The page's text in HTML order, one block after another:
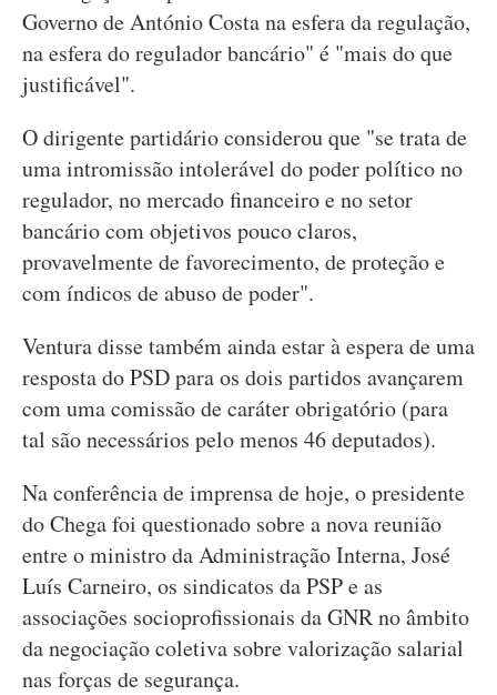
Governo de António Costa na esfera da regulação,
na esfera do regulador bancário" é "mais do que
justificável".
O dirigente partidário considerou que "se trata de
uma intromissão intolerável do poder político no
regulador, no mercado financeiro e no setor
bancário com objetivos pouco claros,
provavelmente de favorecimento, de proteção e
com índicos de abuso de poder".
Ventura disse também ainda estar à espera de uma
resposta do PSD para os dois partidos avançarem
com uma comissão de caráter obrigatório (para
tal são necessários pelo menos 46 deputados).
Na conferência de imprensa de hoje, o presidente
do Chega foi questionado sobre a nova reunião
entre o ministro da Administração Interna, José
Luís Carneiro, os sindicatos da PSP e as
associações socioprofissionais da GNR no âmbito
da negociação coletiva sobre valorização salarial
nas forças de segurança.